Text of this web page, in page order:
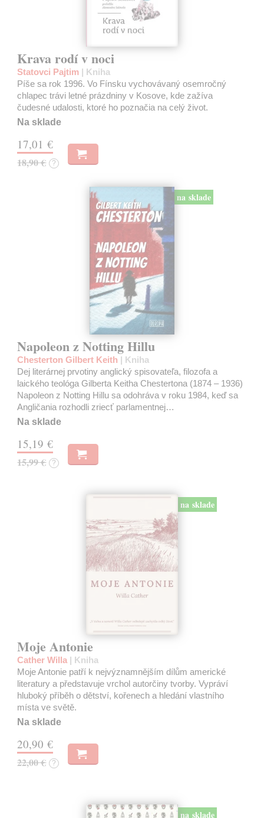
Krava rodí v noci
Statovci Pajtim | Kniha
Píše sa rok 1996. Vo Fínsku vychovávaný osemročný
chlapec trávi letné prázdniny v Kosove, kde zažíva
čudesné udalosti, ktoré ho poznačia na celý život.
Na sklade
17,01 €
18,90 € ?
na sklade
Napoleon z Notting Hillu
Chesterton Gilbert Keith | Kniha
Dej literárnej prvotiny anglický spisovateľa, filozofa a
laického teológa Gilberta Keitha Chestertona (1874 – 1936)
Napoleon z Notting Hillu sa odohráva v roku 1984, keď sa
Angličania rozhodli zriecť parlamentnej…
Na sklade
15,19 €
15,99 € ?
na sklade
Moje Antonie
Cather Willa | Kniha
Moje Antonie patří k nejvýznamnějším dílům americké
literatury a představuje vrchol autorčiny tvorby. Vypráví
hluboký příběh o dětství, kořenech a hledání vlastního
místa ve světě.
Na sklade
20,90 €
22,00 € ?
na sklade